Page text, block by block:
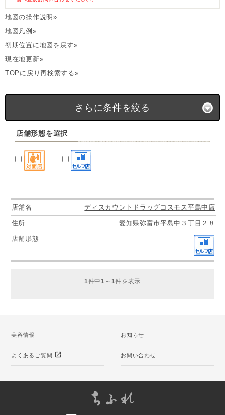
地図の操作説明»
地図凡例»
初期位置に地図を戻す»
現在地更新»
TOPに戻り再検索する»
さらに条件を絞る
店舗形態を選択
ディスカウントドラッグコスモス平島中店
愛知県弥富市平島中３丁目２８
1件中 1 ～ 1件を表示
美容情報 お知らせ
よくあるご質問 open_in_new お問い合わせ